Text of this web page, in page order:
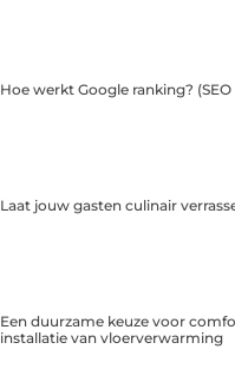
Hoe werkt Google ranking?
Laat jouw gasten culinair
Een duurzame keuze voor
installatie van vloerverwarming